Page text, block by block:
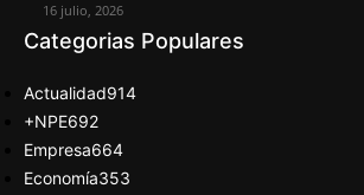
16 julio, 2026
Categorias Populares
Actualidad914
+NPE692
Empresa664
Economía353